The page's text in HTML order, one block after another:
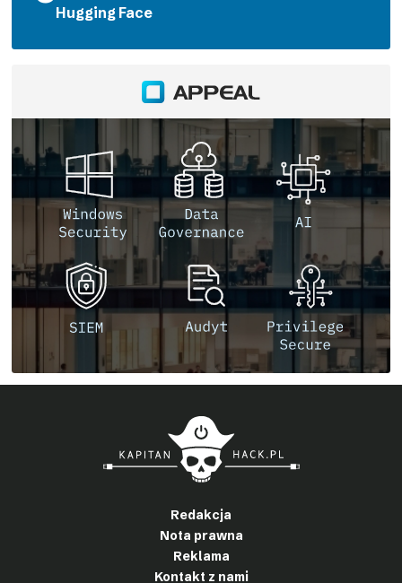
Hugging Face
Redakcja
Nota prawna
Reklama
Kontakt z nami